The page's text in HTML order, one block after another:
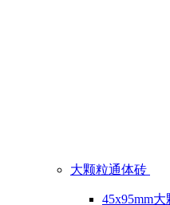
大颗粒通体砖
45x95mm